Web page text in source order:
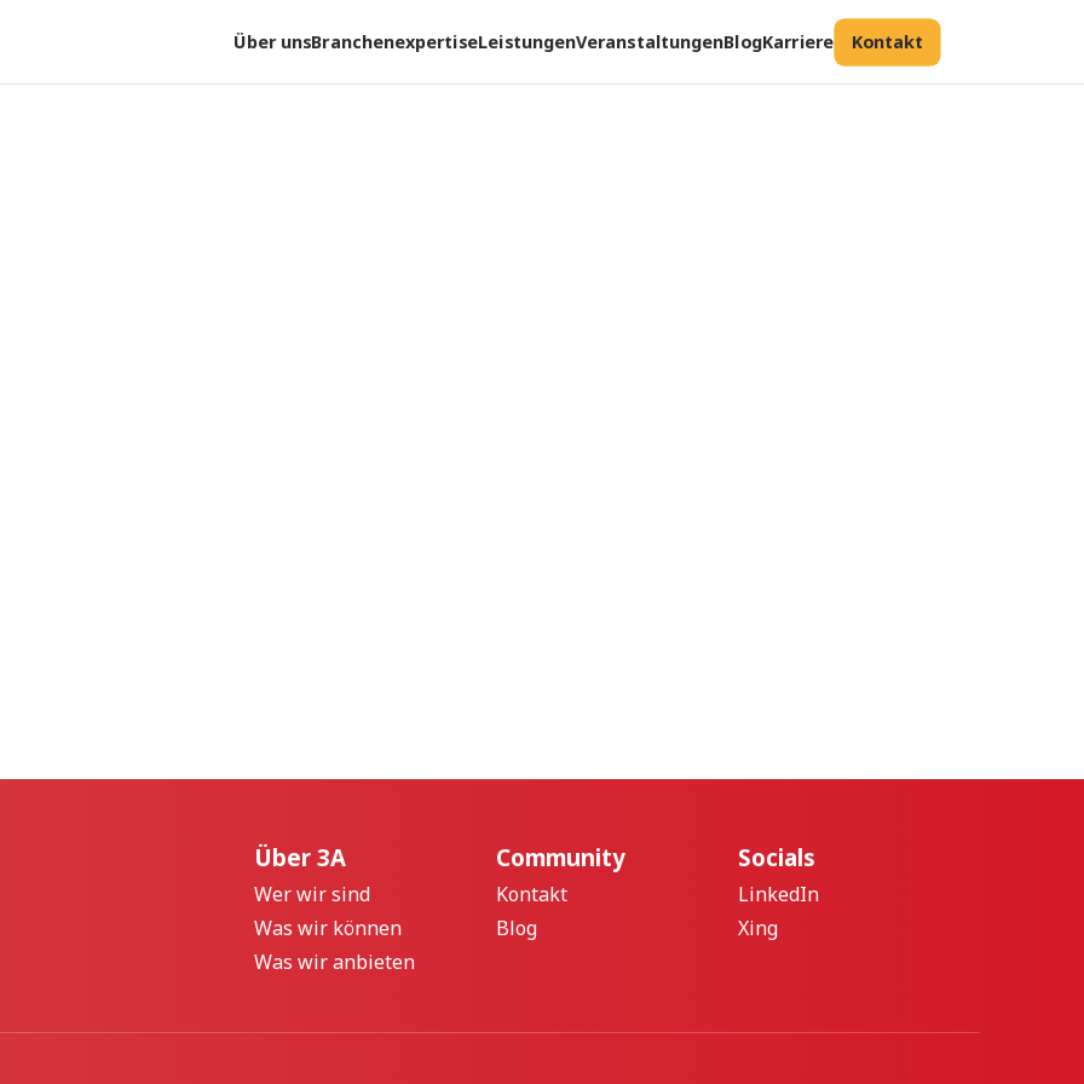
Über unsBranchenexpertiseLeistungenVeranstaltungenBlogKarriere Kontakt
Über 3A
Wer wir sind
Was wir können
Was wir anbieten
Community
Kontakt
Blog
Socials
LinkedIn
Xing